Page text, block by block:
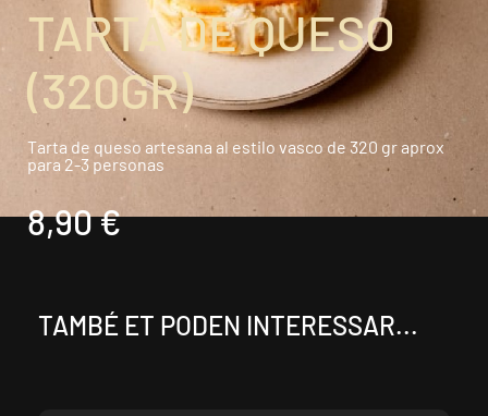
TARTA DE QUESO
(320GR)
Tarta de queso artesana al estilo vasco de 320 gr aprox
para 2-3 personas
8,90 €
TAMBÉ ET PODEN INTERESSAR...